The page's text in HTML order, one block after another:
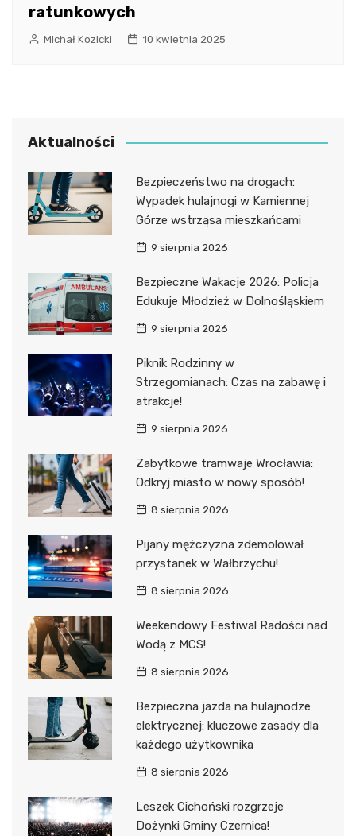
ratunkowych
Michał Kozicki 10 kwietnia 2025
Aktualności
Bezpieczeństwo na drogach:
Wypadek hulajnogi w Kamiennej
Górze wstrząsa mieszkańcami
9 sierpnia 2026
Bezpieczne Wakacje 2026: Policja
Edukuje Młodzież w Dolnośląskiem
9 sierpnia 2026
Piknik Rodzinny w
Strzegomianach: Czas na zabawę i
atrakcje!
9 sierpnia 2026
Zabytkowe tramwaje Wrocławia:
Odkryj miasto w nowy sposób!
8 sierpnia 2026
Pijany mężczyzna zdemolował
przystanek w Wałbrzychu!
8 sierpnia 2026
Weekendowy Festiwal Radości nad
Wodą z MCS!
8 sierpnia 2026
Bezpieczna jazda na hulajnodze
elektrycznej: kluczowe zasady dla
każdego użytkownika
8 sierpnia 2026
Leszek Cichoński rozgrzeje
Dożynki Gminy Czernica!